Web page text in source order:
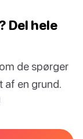
Del hele
de spørger
af en grund.